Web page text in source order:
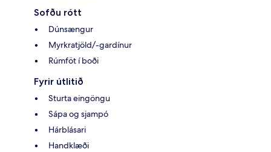
Sofðu rótt
Dúnsængur
Myrkratjöld/-gardínur
Rúmföt í boði
Fyrir útlitið
Sturta eingöngu
Sápa og sjampó
Hárblásari
Handklæði